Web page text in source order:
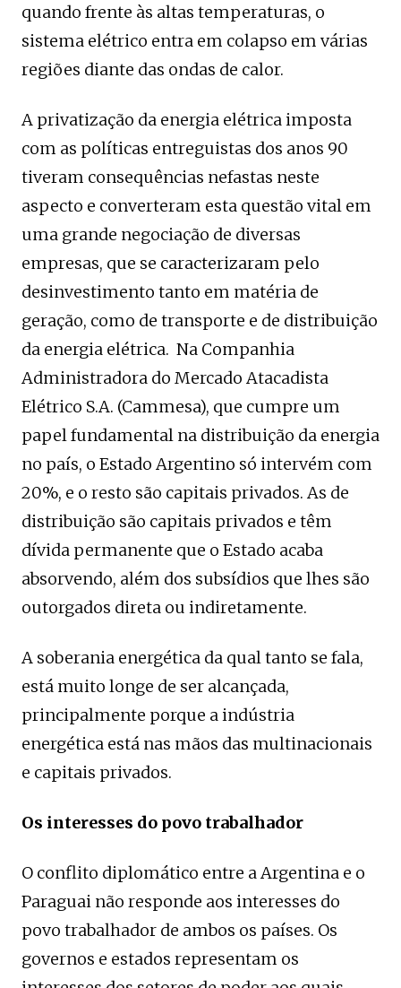
quando frente às altas temperaturas, o
sistema elétrico entra em colapso em várias
regiões diante das ondas de calor.
A privatização da energia elétrica imposta
com as políticas entreguistas dos anos 90
tiveram consequências nefastas neste
aspecto e converteram esta questão vital em
uma grande negociação de diversas
empresas, que se caracterizaram pelo
desinvestimento tanto em matéria de
geração, como de transporte e de distribuição
da energia elétrica. Na Companhia
Administradora do Mercado Atacadista
Elétrico S.A. (Cammesa), que cumpre um
papel fundamental na distribuição da energia
no país, o Estado Argentino só intervém com
20%, e o resto são capitais privados. As de
distribuição são capitais privados e têm
dívida permanente que o Estado acaba
absorvendo, além dos subsídios que lhes são
outorgados direta ou indiretamente.
A soberania energética da qual tanto se fala,
está muito longe de ser alcançada,
principalmente porque a indústria
energética está nas mãos das multinacionais
e capitais privados.
Os interesses do povo trabalhador
O conflito diplomático entre a Argentina e o
Paraguai não responde aos interesses do
povo trabalhador de ambos os países. Os
governos e estados representam os